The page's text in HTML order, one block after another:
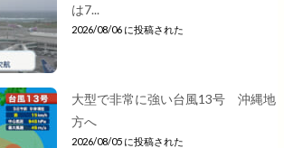
は7...
2026/08/06 に投稿された
大型で非常に強い台風13号 沖縄地
方へ
2026/08/05 に投稿された